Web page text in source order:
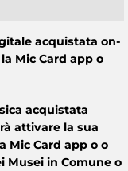
acquistata on-
Mic Card app o
acquistata
attivare la sua
Mic Card app o o
Musei in Comune o